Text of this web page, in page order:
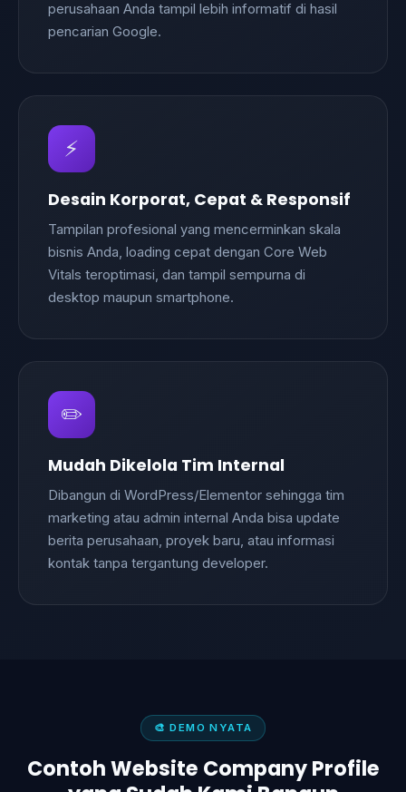
perusahaan Anda tampil lebih informatif di hasil
pencarian Google.
⚡
Desain Korporat, Cepat & Responsif
Tampilan profesional yang mencerminkan skala
bisnis Anda, loading cepat dengan Core Web
Vitals teroptimasi, dan tampil sempurna di
desktop maupun smartphone.
✏️
Mudah Dikelola Tim Internal
Dibangun di WordPress/Elementor sehingga tim
marketing atau admin internal Anda bisa update
berita perusahaan, proyek baru, atau informasi
kontak tanpa tergantung developer.
🎨 DEMO NYATA
Contoh Website Company Profile